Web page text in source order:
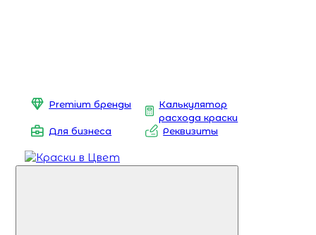
Premium бренды
Калькулятор
расхода краски
Для бизнеса
Реквизиты